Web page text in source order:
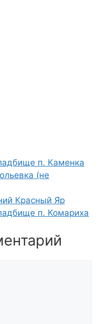
п. Каменка
(не
Красный Яр
п. Комариха